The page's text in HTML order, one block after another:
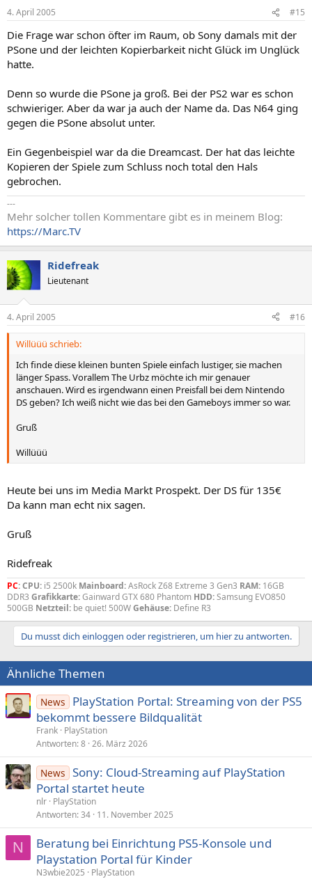
4. April 2005 #15
Die Frage war schon öfter im Raum, ob Sony damals mit der
PSone und der leichten Kopierbarkeit nicht Glück im Unglück
hatte.
Denn so wurde die PSone ja groß. Bei der PS2 war es schon
schwieriger. Aber da war ja auch der Name da. Das N64 ging
gegen die PSone absolut unter.
Ein Gegenbeispiel war da die Dreamcast. Der hat das leichte
Kopieren der Spiele zum Schluss noch total den Hals
gebrochen.
---
Mehr solcher tollen Kommentare gibt es in meinem Blog:
https://Marc.TV
Ridefreak
Lieutenant
4. April 2005 #16
Willüüü schrieb:
Ich finde diese kleinen bunten Spiele einfach lustiger, sie machen
länger Spass. Vorallem The Urbz möchte ich mir genauer
anschauen. Wird es irgendwann einen Preisfall bei dem Nintendo
DS geben? Ich weiß nicht wie das bei den Gameboys immer so war.
Gruß
Willüüü
Heute bei uns im Media Markt Prospekt. Der DS für 135€
Da kann man echt nix sagen.
Gruß
Ridefreak
PC:CPU: i5 2500k Mainboard:AsRock Z68 Extreme 3 Gen3 RAM: 16GB
DDR3 Grafikkarte:Gainward GTX 680 Phantom HDD:Samsung EVO850
500GB Netzteil: be quiet! 500WGehäuse: Define R3
Du musst dich einloggen oder registrieren, um hier zu antworten.
Ähnliche Themen
News
PlayStation Portal: Streaming von der PS5
bekommt bessere Bildqualität
Frank PlayStation
Antworten 8 26. März 2026
News Sony: Cloud-Streaming auf PlayStation
Portal startet heute
nlr PlayStation
Antworten 34 11. November 2025
N
Beratung bei Einrichtung PS5-Konsole und
Playstation Portal für Kinder
N3wbie2025
PlayStation